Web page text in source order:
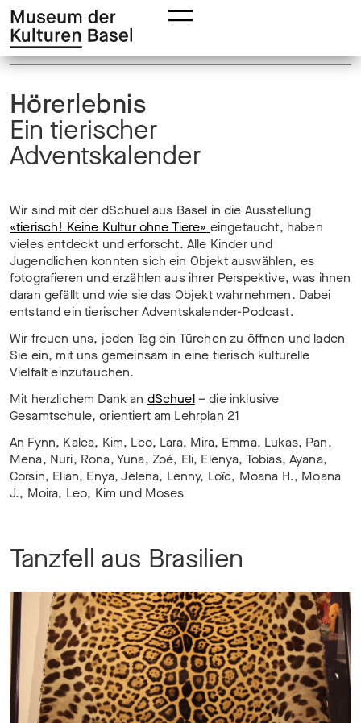
Zur
Hauptnavigation
springen
Zum
Hauptinhalt
springen
Hörerlebnis
Ein tierischer
Adventskalender
Wir sind mit der dSchuel aus Basel in die Ausstellung
«tierisch! Keine Kultur ohne Tiere» eingetaucht, haben
vieles entdeckt und erforscht. Alle Kinder und
Jugendlichen konnten sich ein Objekt auswählen, es
fotografieren und erzählen aus ihrer Perspektive, was ihnen
daran gefällt und wie sie das Objekt wahrnehmen. Dabei
entstand ein tierischer Adventskalender-Podcast.
Wir freuen uns, jeden Tag ein Türchen zu öffnen und laden
Sie ein, mit uns gemeinsam in eine tierisch kulturelle
Vielfalt einzutauchen.
Mit herzlichem Dank an dSchuel– die inklusive
Gesamtschule, orientiert am Lehrplan 21
An Fynn, Kalea, Kim, Leo, Lara, Mira, Emma, Lukas, Pan,
Mena, Nuri, Rona, Yuna, Zoé, Eli, Elenya, Tobias, Ayana,
Corsin, Elian, Enya, Jelena, Lenny, Loïc, Moana H., Moana
J., Moira, Leo, Kim und Moses
Tanzfell aus Brasilien